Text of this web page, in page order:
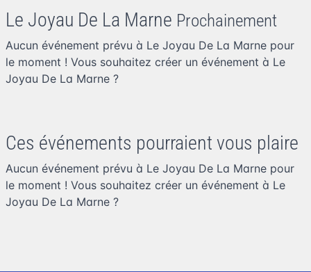
Le Joyau De La Marne Prochainement
Aucun événement prévu à Le Joyau De La Marne pour
le moment ! Vous souhaitez créer un événement à Le
Joyau De La Marne ?
Ces événements pourraient vous plaire
Aucun événement prévu à Le Joyau De La Marne pour
le moment ! Vous souhaitez créer un événement à Le
Joyau De La Marne ?